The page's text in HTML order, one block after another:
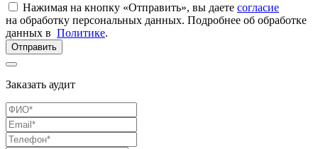
Нажимая на кнопку «Отправить», вы даете согласие
на обработку персональных данных. Подробнее об обработке
данных в Политике.
Отправить
Заказать аудит